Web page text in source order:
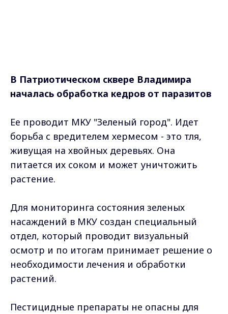
В Патриотическом сквере Владимира
началась обработка кедров от паразитов
Ее проводит МКУ "Зеленый город". Идет
борьба с вредителем хермесом - это тля,
живущая на хвойных деревьях. Она
питается их соком и может уничтожить
растение.
Для мониторинга состояния зеленых
насаждений в МКУ создан специальный
отдел, который проводит визуальный
осмотр и по итогам принимает решение о
необходимости лечения и обработки
растений.
Пестицидные препараты не опасны для